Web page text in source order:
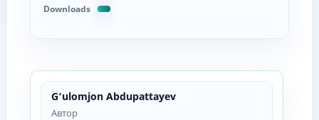
G‘ulomjon Аbdupаttаyev
Автор
Downloads